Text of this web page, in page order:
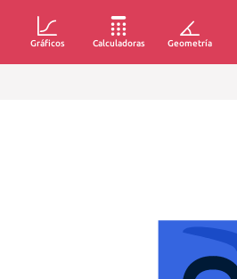
Gráficos Calculadoras Geometría